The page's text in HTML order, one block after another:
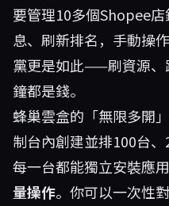
要管理10多個Shopee
息、刷新排名，手動操
黨更是如此——刷資源、
鐘都是錢。
蜂巢雲盒的「無限多開
制台內創建並排100台、
每一台都能獨立安裝應
量操作。你可以一次性